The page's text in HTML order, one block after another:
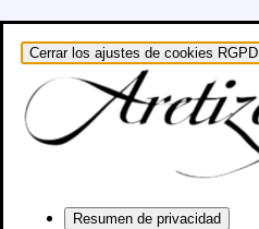
Cerrar los ajustes de cookies RGPD
Resumen de privacidad